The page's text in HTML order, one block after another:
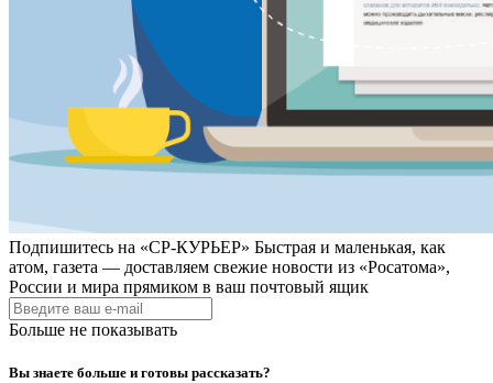
Подпишитесь на «СР-КУРЬЕР» Быстрая и маленькая, как
атом, газета — доставляем свежие новости из «Росатома»,
России и мира прямиком в ваш почтовый ящик
Больше не показывать
Вы знаете больше и готовы рассказать?